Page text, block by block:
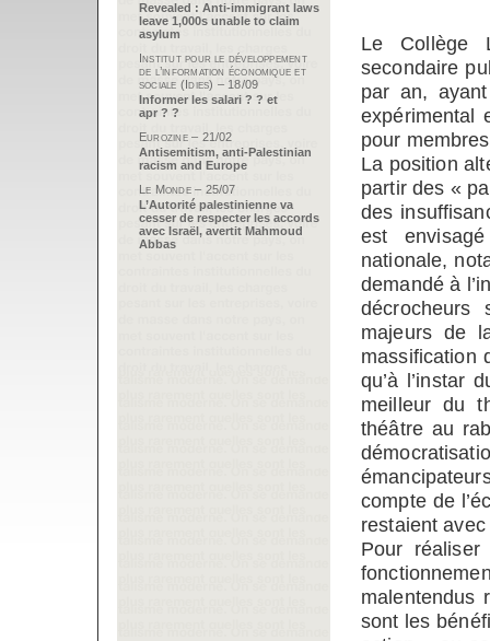
Le Collège
secondaire
par an,
expérimental
pour
La position
partir des «
des
est
nationale,
demandé à
majeurs de
massification
qu’à l’instar
meilleur du
théâtre au
compte de
restaient
Pour
malentendus
sont les
Revealed : Anti-immigrant laws
leave 1,000s unable to claim
asylum
Institut pour le développement
de l’information économique et
sociale (Idies) – 18/09
Informer les salari ? ? et
apr ? ?
Eurozine – 21/02
Antisemitism, anti-Palestinian
racism and Europe
Le Monde – 25/07
L’Autorité palestinienne va
cesser de respecter les accords
avec Israël, avertit Mahmoud
Abbas